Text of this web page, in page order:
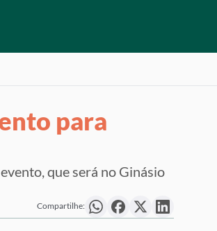
para
que será no Ginásio
Compartilhe: